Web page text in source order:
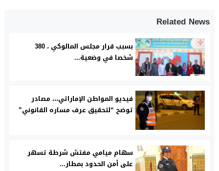
Related News
بسبب قرار مجلس المالوكي ، 380
شخصا في وضعية...
فيديو المواطن الإماراتي،،، مصادر
توضح “لتحقيق عرف مساره القانوني”
سهام ميامي مفتش شرطة تسهر
على أمن الحدود بمطار...